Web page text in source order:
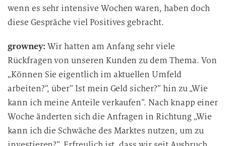
wenn es sehr intensive Wochen waren, haben doch
diese Gespräche viel Positives gebracht.
growney: Wir hatten am Anfang sehr viele
Rückfragen von unseren Kunden zu dem Thema. Von
„Können Sie eigentlich im aktuellen Umfeld
arbeiten?“, über“ Ist mein Geld sicher?“ hin zu „Wie
kann ich meine Anteile verkaufen“. Nach knapp einer
Woche änderten sich die Anfragen in Richtung „Wie
kann ich die Schwäche des Marktes nutzen, um zu